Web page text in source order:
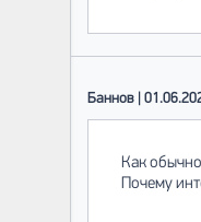
Баннов |
Как
Почему